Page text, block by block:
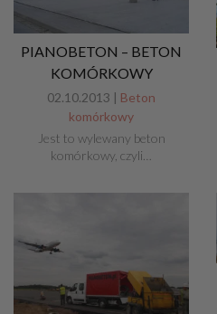
PIANOBETON – BETON
KOMÓRKOWY
02.10.2013 | Beton
komórkowy
Jest to wylewany beton
komórkowy, czyli…